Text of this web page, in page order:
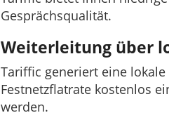
Gesprächsqualität.
Weiterleitung über
Tariffic generiert eine
Festnetzflatrate kostenlos
werden.